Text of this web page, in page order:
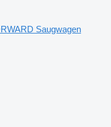
Saugwagen